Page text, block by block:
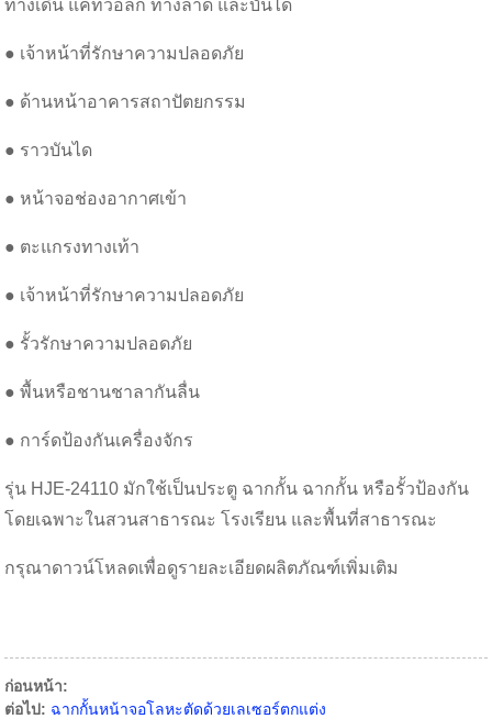
ทางเดิน แคทวอล์ก ทางลาด และบันได
● เจ้าหน้าที่รักษาความปลอดภัย
● ด้านหน้าอาคารสถาปัตยกรรม
● ราวบันได
● หน้าจอช่องอากาศเข้า
● ตะแกรงทางเท้า
● เจ้าหน้าที่รักษาความปลอดภัย
● รั้วรักษาความปลอดภัย
● พื้นหรือชานชาลากันลื่น
● การ์ดป้องกันเครื่องจักร
รุ่น HJE-24110 มักใช้เป็นประตู ฉากกั้น ฉากกั้น หรือรั้วป้องกัน
โดยเฉพาะในสวนสาธารณะ โรงเรียน และพื้นที่สาธารณะ
กรุณาดาวน์โหลดเพื่อดูรายละเอียดผลิตภัณฑ์เพิ่มเติม
ก่อนหน้า:
ต่อไป: ฉากกั้นหน้าจอโลหะตัดด้วยเลเซอร์ตกแต่ง